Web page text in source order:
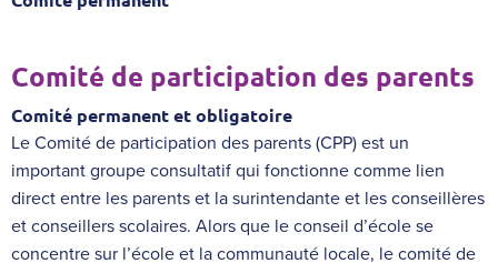
Comité de participation des parents
Comité permanent et obligatoire
Le Comité de participation des parents (CPP) est un
important groupe consultatif qui fonctionne comme lien
direct entre les parents et la surintendante et les conseillères
et conseillers scolaires. Alors que le conseil d’école se
concentre sur l’école et la communauté locale, le comité de